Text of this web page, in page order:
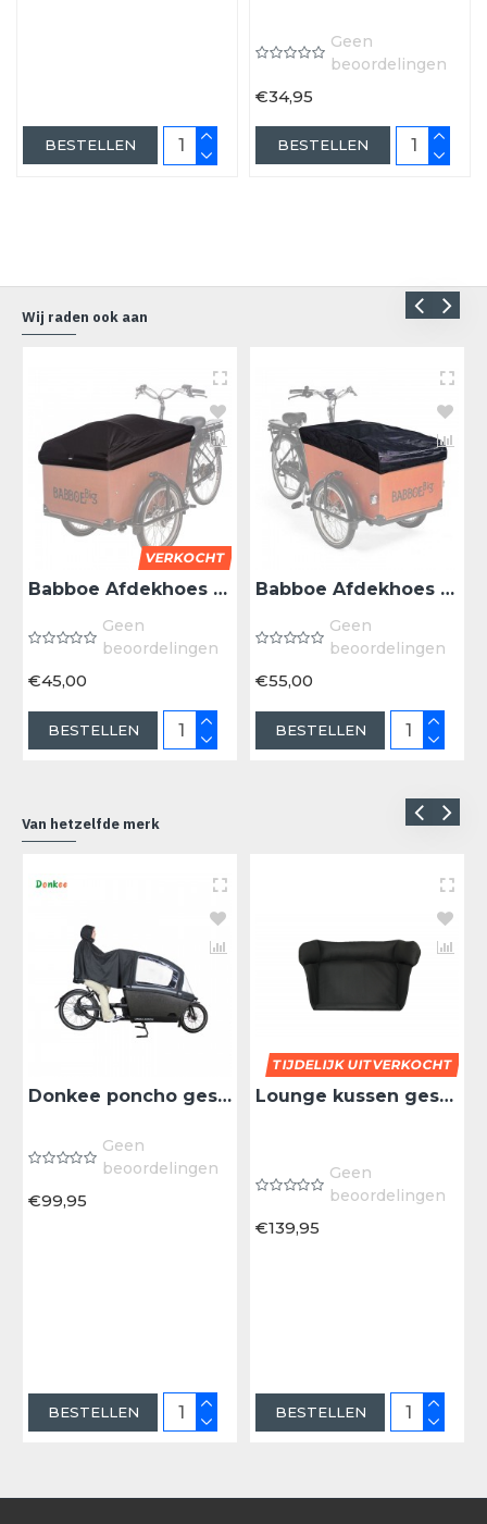
BESTELLEN
Geen
beoordelingen
€34,95
BESTELLEN
Wij raden ook aan
VERKOCHT
Babboe Afdekhoes Babboe Big/Dog V1 - Bak Zwart
Geen
beoordelingen
€45,00
BESTELLEN
Babboe Afdekhoes Babboe Big/Dog V2 - Bak Zwart
Geen
beoordelingen
€55,00
BESTELLEN
Van hetzelfde merk
Donkee poncho geschikt voor Urban Arrow bakfiets plus regentent
Geen
beoordelingen
€99,95
BESTELLEN
TIJDELIJK UITVERKOCHT
Lounge kussen geschikt voor de Urban Arrow bakfiets
Geen
beoordelingen
€139,95
BESTELLEN